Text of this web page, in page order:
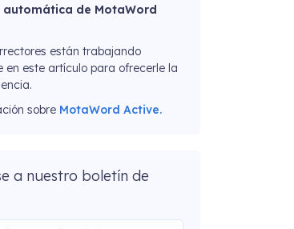
de MotaWord
están trabajando
en este artículo para ofrecerle la
sobre MotaWord Active.
a nuestro boletín de